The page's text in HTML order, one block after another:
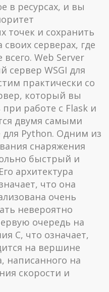
в ресурсах, и вы
точек и сохранить
серверах, где
Web Server
сервер WSGI для
практически со
который вы
работе с Flask и
двумя самыми
Python. Одним из
снаряжения
быстрый и
архитектура
что она
очень
невероятно
очередь на
C, что означает,
на вершине
написанного на
скорости и